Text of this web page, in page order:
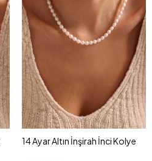
14 Ayar Altın İnşirah İnci Kolye